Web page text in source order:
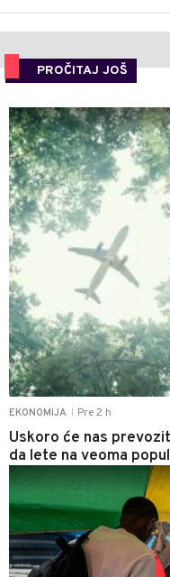
PROČITAJ JOŠ
EKONOMIJA Pre 2 h
Uskoro će nas
da lete na veoma